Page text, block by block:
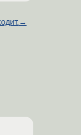
→